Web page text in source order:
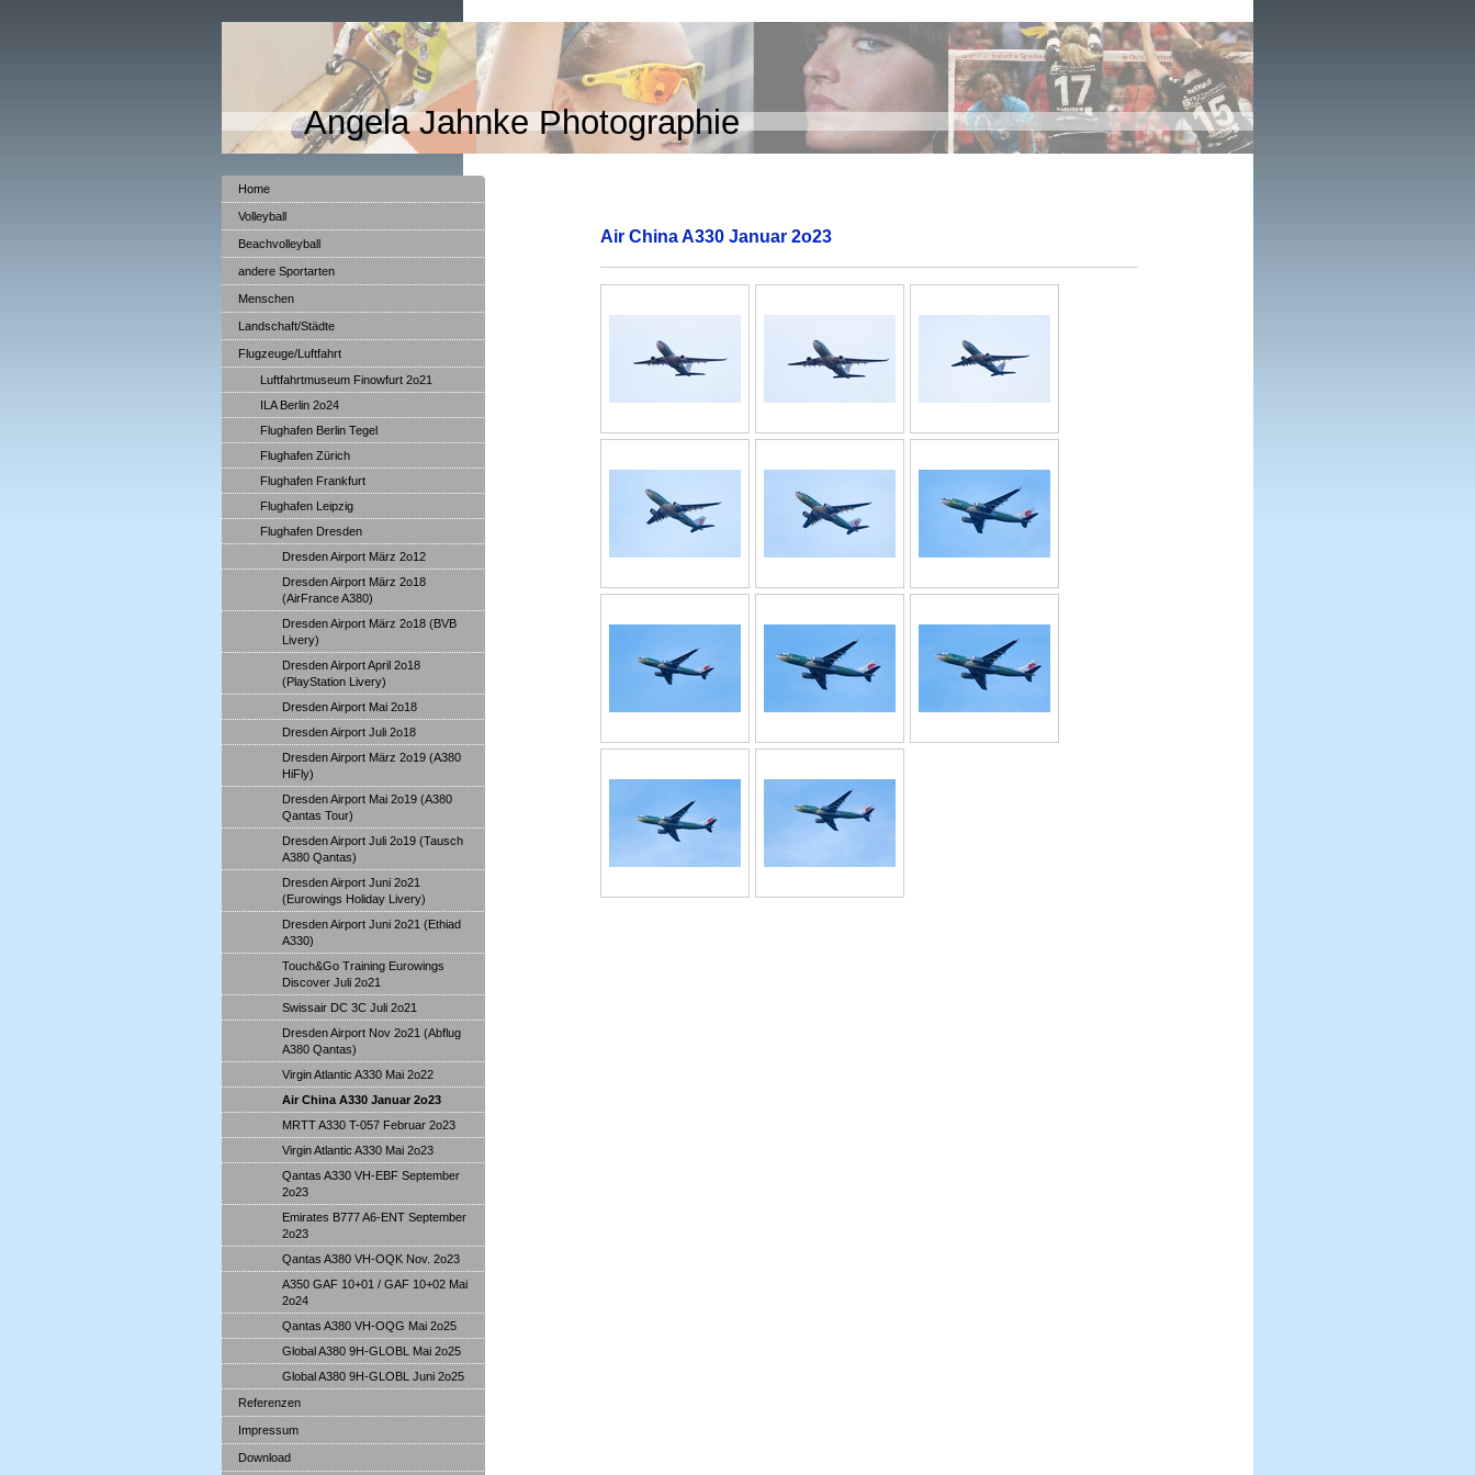
Angela Jahnke Photographie
Air China A330 Januar 2o23
Home
Volleyball
Beachvolleyball
andere Sportarten
Menschen
Landschaft/Städte
Flugzeuge/Luftfahrt
Luftfahrtmuseum Finowfurt 2o21
ILA Berlin 2o24
Flughafen Berlin Tegel
Flughafen Zürich
Flughafen Frankfurt
Flughafen Leipzig
Flughafen Dresden
Dresden Airport März 2o12
Dresden Airport März 2o18
(AirFrance A380)
Dresden Airport März 2o18 (BVB
Livery)
Dresden Airport April 2o18
(PlayStation Livery)
Dresden Airport Mai 2o18
Dresden Airport Juli 2o18
Dresden Airport März 2o19 (A380
HiFly)
Dresden Airport Mai 2o19 (A380
Qantas Tour)
Dresden Airport Juli 2o19 (Tausch
A380 Qantas)
Dresden Airport Juni 2o21
(Eurowings Holiday Livery)
Dresden Airport Juni 2o21 (Ethiad
A330)
Touch&Go Training Eurowings
Discover Juli 2o21
Swissair DC 3C Juli 2o21
Dresden Airport Nov 2o21 (Abflug
A380 Qantas)
Virgin Atlantic A330 Mai 2o22
Air China A330 Januar 2o23
MRTT A330 T-057 Februar 2o23
Virgin Atlantic A330 Mai 2o23
Qantas A330 VH-EBF September
2o23
Emirates B777 A6-ENT September
2o23
Qantas A380 VH-OQK Nov. 2o23
A350 GAF 10+01 / GAF 10+02 Mai
2o24
Qantas A380 VH-OQG Mai 2o25
Global A380 9H-GLOBL Mai 2o25
Global A380 9H-GLOBL Juni 2o25
Referenzen
Impressum
Download